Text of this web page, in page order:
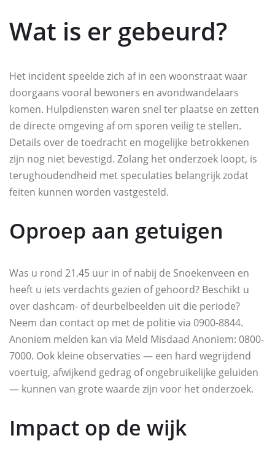
Wat is er gebeurd?
Het incident speelde zich af in een woonstraat waar
doorgaans vooral bewoners en avondwandelaars
komen. Hulpdiensten waren snel ter plaatse en zetten
de directe omgeving af om sporen veilig te stellen.
Details over de toedracht en mogelijke betrokkenen
zijn nog niet bevestigd. Zolang het onderzoek loopt, is
terughoudendheid met speculaties belangrijk zodat
feiten kunnen worden vastgesteld.
Oproep aan getuigen
Was u rond 21.45 uur in of nabij de Snoekenveen en
heeft u iets verdachts gezien of gehoord? Beschikt u
over dashcam- of deurbelbeelden uit die periode?
Neem dan contact op met de politie via 0900-8844.
Anoniem melden kan via Meld Misdaad Anoniem: 0800-
7000. Ook kleine observaties — een hard wegrijdend
voertuig, afwijkend gedrag of ongebruikelijke geluiden
— kunnen van grote waarde zijn voor het onderzoek.
Impact op de wijk